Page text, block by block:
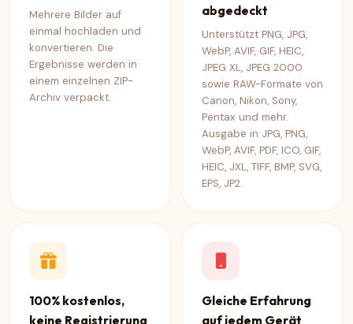
Mehrere Bilder auf
einmal hochladen und
konvertieren. Die
Ergebnisse werden in
einem einzelnen ZIP-
Archiv verpackt.
abgedeckt
Unterstützt PNG, JPG,
WebP, AVIF, GIF, HEIC,
JPEG XL, JPEG 2000
sowie RAW-Formate von
Canon, Nikon, Sony,
Pentax und mehr.
Ausgabe in JPG, PNG,
WebP, AVIF, PDF, ICO, GIF,
HEIC, JXL, TIFF, BMP, SVG,
EPS, JP2.
100% kostenlos,
keine Registrierung
Gleiche Erfahrung
auf jedem Gerät